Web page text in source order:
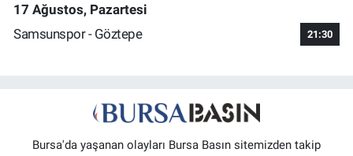
17 Ağustos, Pazartesi
Samsunspor - Göztepe
21:30
Bursa'da yaşanan olayları Bursa Basın sitemizden takip